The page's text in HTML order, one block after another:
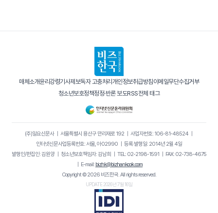
매체소개윤리강령기사제보독자 고충처리 개인정보취급방침이메일무단수집거부
청소년보호정책정정·반론 보도RSS전체 태그
(주)일요신문사｜ 서울특별시 용산구 만리재로 192｜ 사업자번호: 106-81-48524｜
인터넷신문사업등록번호: 서울, 아02990
등록·발행일: 2014년 2월 4일
발행인/편집인: 김원양｜ 청소년보호책임자: 김남희 TEL: 02-2198-1591
FAX: 02-738-4675
E-mail: bizhk@bizhankook.com
Copyright © 2026 비즈한국. All rights reserved.
UPDATE 2026년 7월 16일